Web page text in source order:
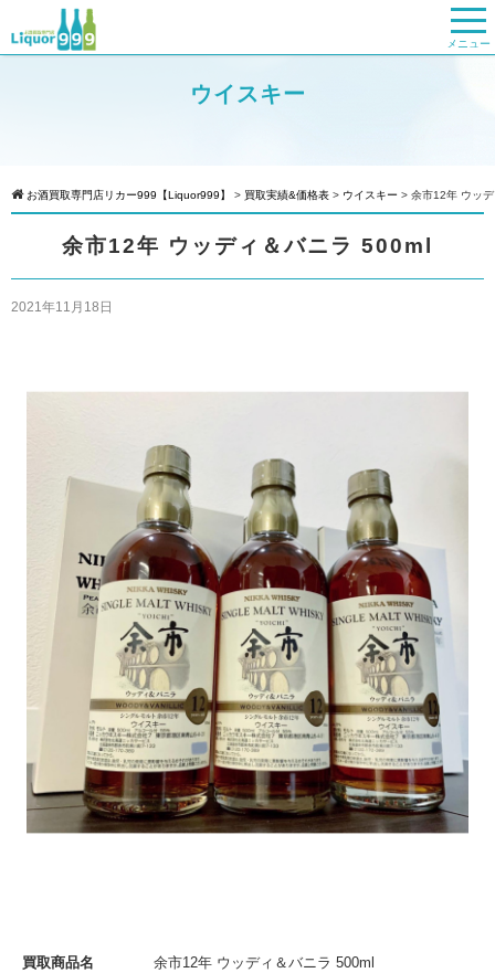
メニュー
ウイスキー
お酒買取専門店リカー999【Liquor999】 > 買取実績&価格表 > ウイスキー > 余市12年 ウッ
余市12年 ウッディ＆バニラ 500ml
2021年11月18日
買取商品名 余市12年 ウッディ＆バニラ 500ml